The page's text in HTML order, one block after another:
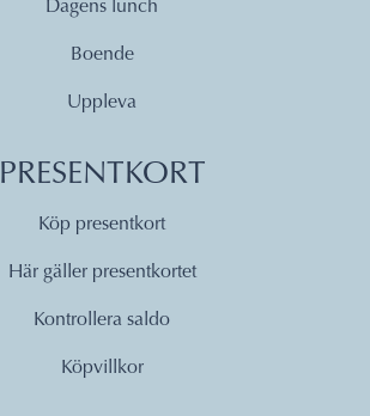
Dagens lunch
Boende
Uppleva
PRESENTKORT
Köp presentkort
Här gäller presentkortet
Kontrollera saldo
Köpvillkor